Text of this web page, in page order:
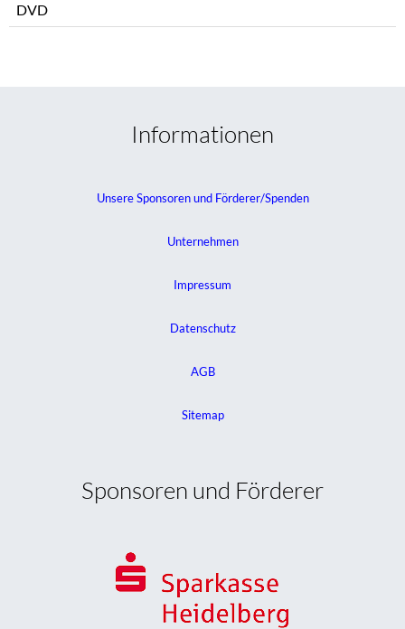
DVD
Informationen
Unsere Sponsoren und Förderer/Spenden
Unternehmen
Impressum
Datenschutz
AGB
Sitemap
Sponsoren und Förderer